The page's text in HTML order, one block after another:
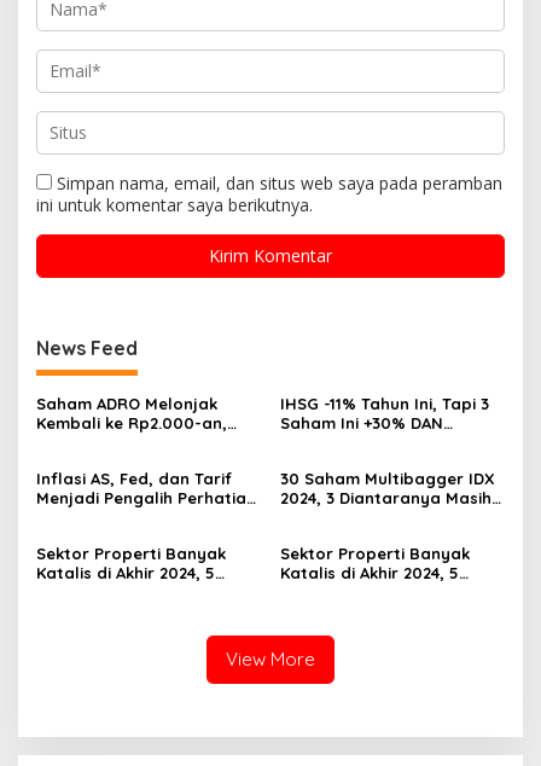
Simpan nama, email, dan situs web saya pada peramban
ini untuk komentar saya berikutnya.
News Feed
Saham ADRO Melonjak
Kembali ke Rp2.000-an,
IHSG -11% Tahun Ini, Tapi 3
Saham Ini +30% DAN
Inflasi AS, Fed, dan Tarif
Menjadi Pengalih Perhatian
30 Saham Multibagger IDX
2024, 3 Diantaranya Masih
Sektor Properti Banyak
Katalis di Akhir 2024, 5
Sektor Properti Banyak
Katalis di Akhir 2024, 5
View More